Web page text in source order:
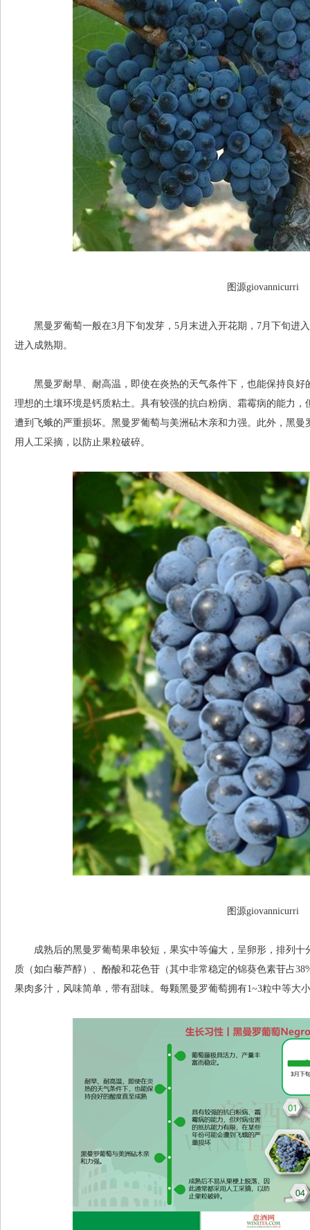
图源giovannicurri
黑曼罗葡萄一般在3月下旬发芽，5月末进入开花期，7月下旬进入
进入成熟期。
黑曼罗耐旱、耐高温，即使在炎热的天气条件下，也能保持良好
理想的土壤环境是钙质粘土。具有较强的抗白粉病、霜霉病的能力
遭到飞蛾的严重损坏。黑曼罗葡萄与美洲砧木亲和力强。此外，黑
用人工采摘，以防止果粒破碎。
图源giovannicurri
成熟后的黑曼罗葡萄果串较短，果实中等偏大，呈卵形，排列十
质（如白藜芦醇）、酚酸和花色苷（其中非常稳定的锦葵色素苷占
果肉多汁，风味简单，带有甜味。每颗黑曼罗葡萄拥有1~3粒中等大